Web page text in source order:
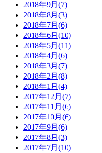
2018年9月(7)
2018年8月(3)
2018年7月(6)
2018年6月(10)
2018年5月(11)
2018年4月(6)
2018年3月(7)
2018年2月(8)
2018年1月(4)
2017年12月(7)
2017年11月(6)
2017年10月(6)
2017年9月(6)
2017年8月(3)
2017年7月(10)